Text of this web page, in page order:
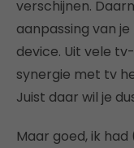
verschijnen.
aanpassing van
device. Uit vele
synergie met tv
Juist daar wil je
Maar goed, ik